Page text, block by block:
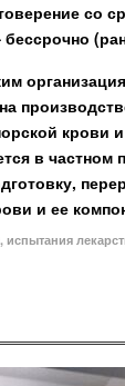
со
крови
в частном
и ее
, испытания